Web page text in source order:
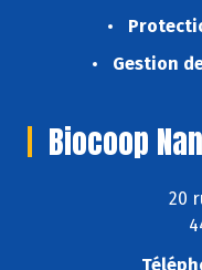
Gestion
Biocoop
20